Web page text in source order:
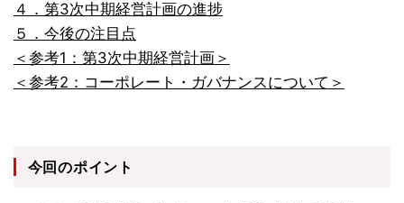
４．第3次中期経営計画の進捗
５．今後の注目点
＜参考1：第3次中期経営計画＞
＜参考2：コーポレート・ガバナンスについて＞
今回のポイント